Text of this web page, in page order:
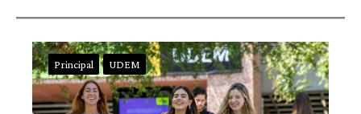
Principal UDEM